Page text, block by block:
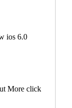
ios 6.0
More click